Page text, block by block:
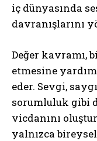
iç dünyasında
davranışlarını
Değer kavramı,
etmesine
eder. Sevgi,
sorumluluk gibi
vicdanını
yalnızca